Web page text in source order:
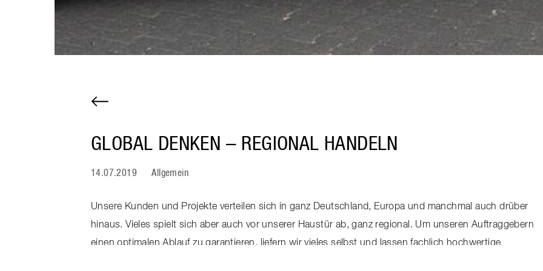
GLOBAL DENKEN – REGIONAL HANDELN
14.07.2019 Allgemein
Unsere Kunden und Projekte verteilen sich in ganz Deutschland, Europa und manchmal auch drüber
hinaus. Vieles spielt sich aber auch vor unserer Haustür ab, ganz regional. Um unseren Auftraggebern
einen optimalen Ablauf zu garantieren, liefern wir vieles selbst und lassen fachlich hochwertige